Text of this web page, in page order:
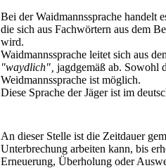
Bei der Waidmannssprache handelt
die sich aus Fachwörtern aus dem
wird.
Waidmannssprache leitet sich aus
"waydlich"‚ jagdgemäß ab. Sowohl
Weidmannssprache ist möglich.
Diese Sprache der Jäger ist im
An dieser Stelle ist die Zeitdauer
Unterbrechung arbeiten kann, bis
Erneuerung, Überholung oder